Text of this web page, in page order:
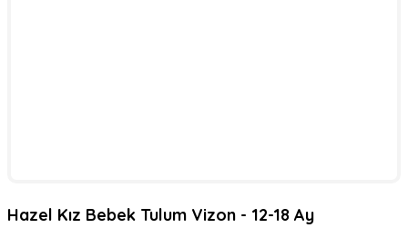
Hazel Kız Bebek Tulum Vizon - 12-18 Ay